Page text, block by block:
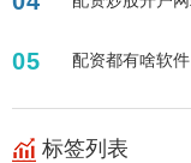
05 配资都有啥软
标签列表